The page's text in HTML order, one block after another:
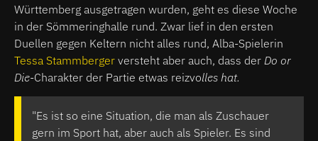
Württemberg ausgetragen wurden, geht es diese Woche
in der Sömmeringhalle rund. Zwar lief in den ersten
Duellen gegen Keltern nicht alles rund, Alba-Spielerin
Tessa Stammberger versteht aber auch, dass der Do or
Die-Charakter der Partie etwas reizvolles hat.
"Es ist so eine Situation, die man als Zuschauer
gern im Sport hat, aber auch als Spieler. Es sind